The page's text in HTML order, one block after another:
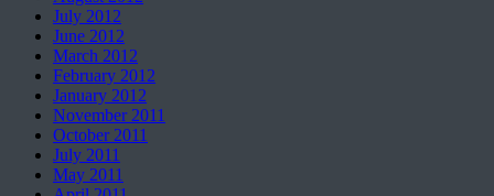
July 2012
June 2012
March 2012
February 2012
January 2012
November 2011
October 2011
July 2011
May 2011